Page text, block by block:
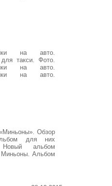
на авто.
для такси. Фото.
на авто.
на авто.
Обзор
для них
альбом
Миньоны. Альбом